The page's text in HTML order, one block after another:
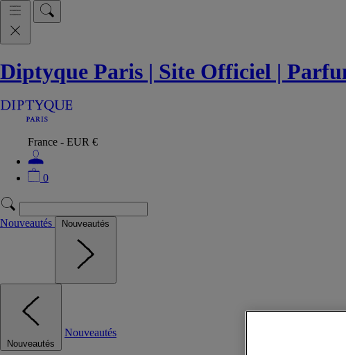
Diptyque Paris | Site Officiel |
France - EUR €
0
Nouveautés Nouveautés
Nouveautés
Nouveautés